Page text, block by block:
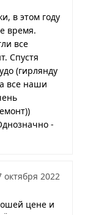
в этом году
время.
все
Спустя
(гирлянду
все наши
-
октября 2022
цене и